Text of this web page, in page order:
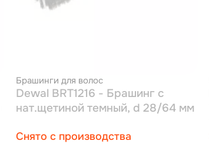
Брашинги для волос
Dewal BRT1216 - Брашинг с
нат.щетиной темный, d 28/64 мм
Снято с производства